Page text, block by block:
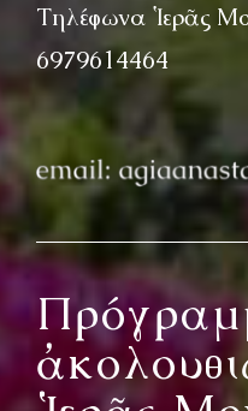
Τηλέφωνα Ἱερᾶς
6979614464